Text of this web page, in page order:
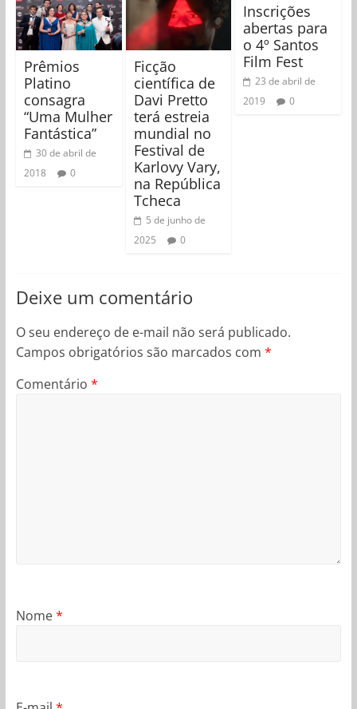
Prêmios
Platino
consagra
“Uma Mulher
Fantástica”
30 de abril de
2018
0
Ficção
científica de
Davi Pretto
terá estreia
mundial no
Festival de
Karlovy Vary,
na República
Tcheca
5 de junho de
2025
0
Inscrições
abertas para
o 4º Santos
Film Fest
23 de abril de
2019
0
Deixe um comentário
O seu endereço de e-mail não será publicado.
Campos obrigatórios são marcados com *
Comentário *
Nome*